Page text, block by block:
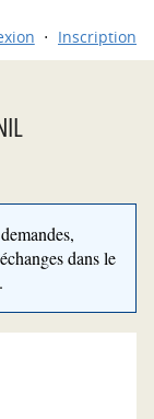
Inscription
dans le